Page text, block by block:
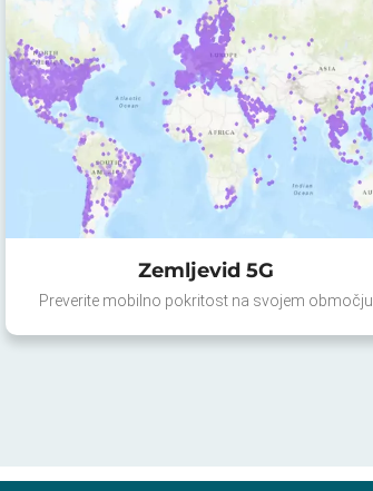
Zemljevid 5G
Preverite mobilno pokritost na svojem območju